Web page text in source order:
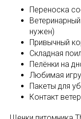
Переноска
нужен)
Привычный
Складная
Пелёнки на
Любимая
Пакеты для
Контакт